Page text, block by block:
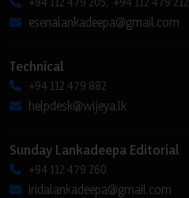
esenalankadeepa@gmail.com
Technical
+94 112 479 882
helpdesk@wijeya.lk
Sunday Lankadeepa Editorial
+94 112 479 260
iridalankadeepa@gmail.com